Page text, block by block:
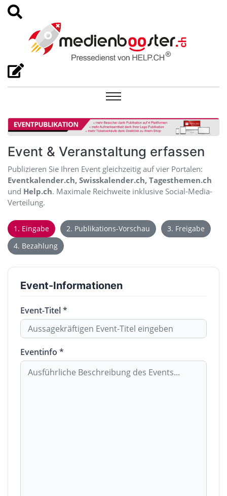
Event & Veranstaltung erfassen
Publizieren Sie Ihren Event gleichzeitig auf vier Portalen:
Eventkalender.ch, Swisskalender.ch, Tagesthemen.ch
und Help.ch. Maximale Reichweite inklusive Social-Media-
Verteilung.
1. Eingabe 2. Publikations-Vorschau
3. Freigabe
4. Bezahlung
Event-Informationen
Event-Titel *
Eventinfo *